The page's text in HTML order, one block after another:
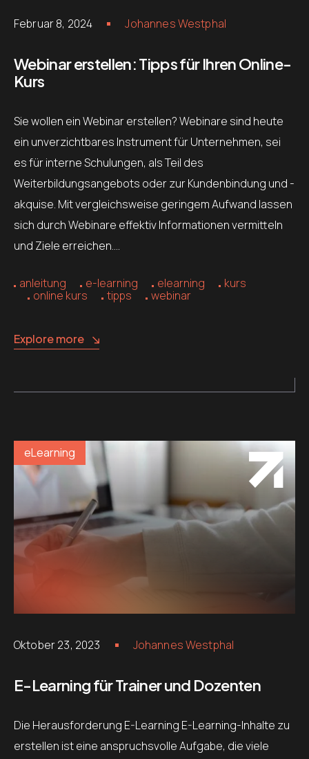
Februar 8, 2024 Johannes Westphal
Webinar erstellen: Tipps für Ihren Online-
Kurs
Sie wollen ein Webinar erstellen? Webinare sind heute
ein unverzichtbares Instrument für Unternehmen, sei
es für interne Schulungen, als Teil des
Weiterbildungsangebots oder zur Kundenbindung und -
akquise. Mit vergleichsweise geringem Aufwand lassen
sich durch Webinare effektiv Informationen vermitteln
und Ziele erreichen….
anleitung e-learning elearning
kurs
online kurs
tipps webinar
Explore more
eLearning
Oktober 23, 2023 Johannes Westphal
E-Learning für Trainer und Dozenten
Die Herausforderung E-Learning E-Learning-Inhalte zu
erstellen ist eine anspruchsvolle Aufgabe, die viele